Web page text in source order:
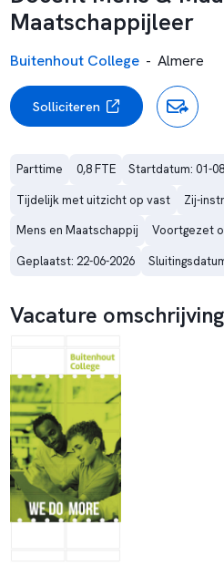
Maatschappijleer
Buitenhout College - Almere
Solliciteren
Parttime 0,8 FTE
Startdatum: 01-
Tijdelijk met uitzicht op vast
Zij-
Mens en Maatschappij
Voortgezet
Geplaatst: 22-06-2026
Vacature omschrijving